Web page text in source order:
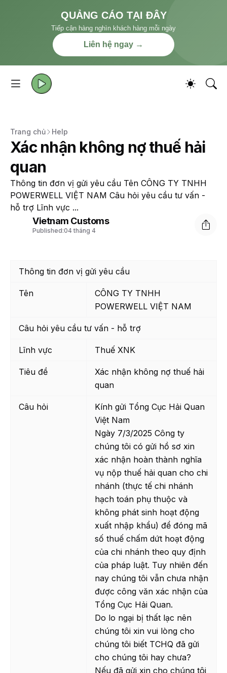
QUẢNG CÁO TẠI ĐÂY
Tiếp cận hàng nghìn khách hàng mỗi ngày
Liên hệ ngay →
Trang chủ Help
Xác nhận không nợ thuế hải
quan
Thông tin đơn vị gửi yêu cầu Tên CÔNG TY TNHH
POWERWELL VIỆT NAM Câu hỏi yêu cầu tư vấn -
hỗ trợ Lĩnh vực ...
Vietnam Customs
Published:04 tháng 4
Thông tin đơn vị gửi yêu cầu
Tên
CÔNG TY TNHH
POWERWELL VIỆT NAM
Câu hỏi yêu cầu tư vấn - hỗ trợ
Lĩnh vực Thuế XNK
Tiêu đề
Xác nhận không nợ thuế hải
quan
Câu hỏi
Kính gửi Tổng Cục Hải Quan
Việt Nam
Ngày 7/3/2025 Công ty
chúng tôi có gửi hồ sơ xin
xác nhận hoàn thành nghĩa
vụ nộp thuế hải quan cho chi
nhánh (thực tế chi nhánh
hạch toán phụ thuộc và
không phát sinh hoạt động
xuất nhập khẩu) để đóng mã
số thuế chấm dứt hoạt động
của chi nhánh theo quy định
của pháp luật. Tuy nhiên đến
nay chúng tôi vẫn chưa nhận
được công văn xác nhận của
Tổng Cục Hải Quan.
Do lo ngại bị thất lạc nên
chúng tôi xin vui lòng cho
chúng tôi biết TCHQ đã gửi
cho chúng tôi hay chưa?
Nếu đã gửi xin cho chúng tôi